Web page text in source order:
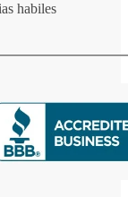
habiles